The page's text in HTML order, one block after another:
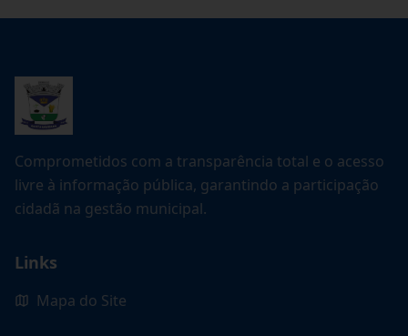
Comprometidos com a transparência total e o acesso
livre à informação pública, garantindo a participação
cidadã na gestão municipal.
Links
Mapa do Site